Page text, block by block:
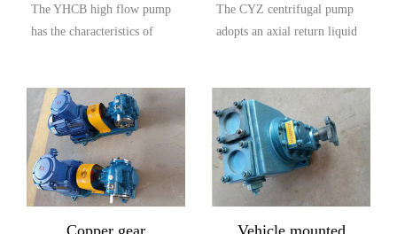
Explosion proof Pump
The YHCB high flow pump
has the characteristics of
The CYZ centrifugal pump
adopts an axial return liquid